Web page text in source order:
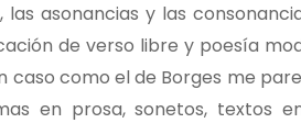
asonancias y las
de verso libre y poesía
caso como el de Borges me
en prosa, sonetos, textos